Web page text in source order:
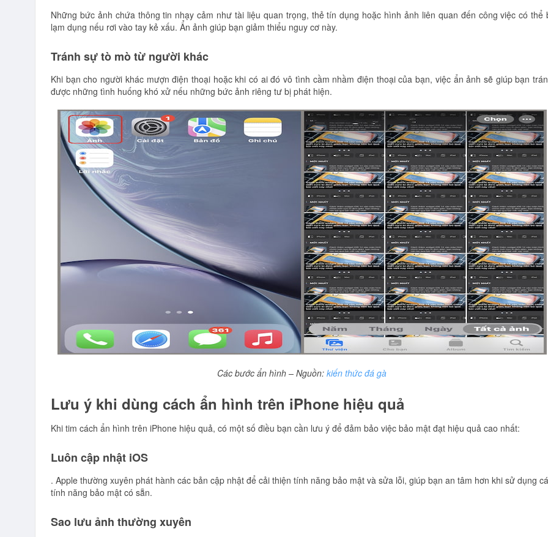
Những bức ảnh chứa thông tin nhạy cảm như tài liệu quan trọng, thẻ tín dụng hoặc hình ảnh liên quan đến công việc có thể
lạm dụng nếu rơi vào tay kẻ xấu. Ẩn ảnh giúp bạn giảm thiểu nguy cơ này.
Tránh sự tò mò từ người khác
Khi bạn cho người khác mượn điện thoại hoặc khi có ai đó vô tình cầm nhầm điện thoại của bạn, việc ẩn ảnh sẽ giúp bạn
được những tình huống khó xử nếu những bức ảnh riêng tư bị phát hiện.
Các bước ẩn hình – Nguồn:kiến thức đá gà
Lưu ý khi dùng cách ẩn hình trên iPhone hiệu quả
Khi tim cách ẩn hình trên iPhone hiệu quả, có một số điều bạn cần lưu ý để đảm bảo việc bảo mật đạt hiệu quả cao nhất:
Luôn cập nhật iOS
. Apple thường xuyên phát hành các bản cập nhật để cải thiện tính năng bảo mật và sửa lỗi, giúp bạn an tâm hơn khi sử dụng
tính năng bảo mật có sẵn.
Sao lưu ảnh thường xuyên